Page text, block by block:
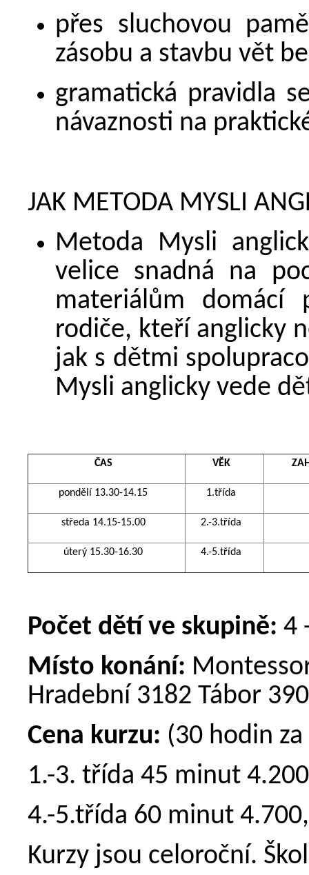
přes sluchovou
zásobu a stavbu vět
gramatická pravidla
návaznosti na
JAK METODA MYSLI
Metoda Mysli
velice snadná na
materiálům
rodiče, kteří anglicky
jak s dětmi
Mysli anglicky vede
ČAS VĚK
pondělí 13.30-14.15 1.třída
středa 14.15-15.00 2.-3.třída
úterý 15.30-16.30 4.-5.třída
Počet dětí ve skupině: 4
Místo konání:
Hradební 3182 Tábor
Cena kurzu: (30 hodin
1.-3. třída 45 minut
4.-5.třída 60 minut
Kurzy jsou celoroční.